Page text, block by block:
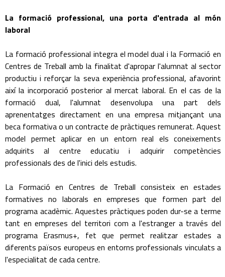
La formació professional, una porta d'entrada al món
laboral
La formació professional integra el model dual i la Formació en
Centres de Treball amb la finalitat d'apropar l'alumnat al sector
productiu i reforçar la seva experiència professional, afavorint
així la incorporació posterior al mercat laboral. En el cas de la
formació dual, l'alumnat desenvolupa una part dels
aprenentatges directament en una empresa mitjançant una
beca formativa o un contracte de pràctiques remunerat. Aquest
model permet aplicar en un entorn real els coneixements
adquirits al centre educatiu i adquirir competències
professionals des de l'inici dels estudis.
La Formació en Centres de Treball consisteix en estades
formatives no laborals en empreses que formen part del
programa acadèmic. Aquestes pràctiques poden dur-se a terme
tant en empreses del territori com a l'estranger a través del
programa Erasmus+, fet que permet realitzar estades a
diferents països europeus en entorns professionals vinculats a
l'especialitat de cada centre.